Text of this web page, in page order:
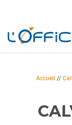
Accueil //